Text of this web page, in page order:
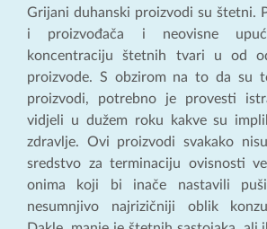
Grijani duhanski proizvodi su štetni.
i proizvođača i neovisne
koncentraciju štetnih tvari u od
proizvode. S obzirom na to da su
proizvodi, potrebno je provesti
vidjeli u dužem roku kakve su
zdravlje. Ovi proizvodi svakako
sredstvo za terminaciju ovisnosti
onima koji bi inače nastavili
nesumnjivo najrizičniji oblik